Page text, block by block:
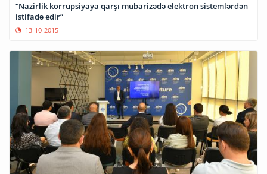
“Nazirlik korrupsiyaya qarşı mübarizədə elektron sistemlərdən
istifadə edir”
13-10-2015